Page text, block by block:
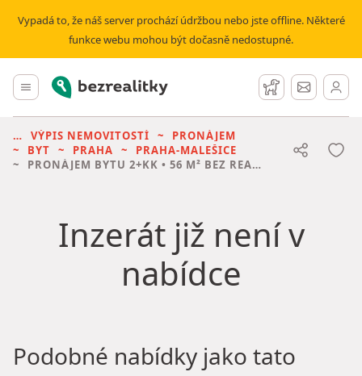
Vypadá to, že náš server prochází údržbou nebo jste offline. Některé
funkce webu mohou být dočasně nedostupné.
Hlavní menu
Bezrealitky Hlídací pes
Zprávy
VÝPIS NEMOVITOSTÍ
PRONÁJEM
BYT
PRAHA
PRAHA-MALEŠICE
PRONÁJEM BYTU 2+KK • 56 M² BEZ REALITKY
Inzerát již není v
nabídce
Podobné nabídky jako tato